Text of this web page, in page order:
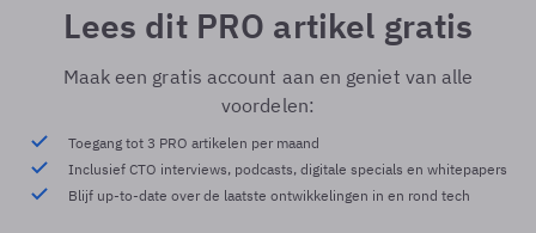
Lees dit PRO artikel gratis
Maak een gratis account aan en geniet van alle
voordelen:
Toegang tot 3 PRO artikelen per maand
Inclusief CTO interviews, podcasts, digitale specials en whitepapers
Blijf up-to-date over de laatste ontwikkelingen in en rond tech